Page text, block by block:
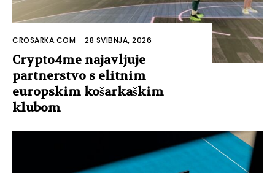
CROSARKA.COM -28 SVIBNJA, 2026
Crypto4me najavljuje
partnerstvo s elitnim
europskim košarkaškim
klubom